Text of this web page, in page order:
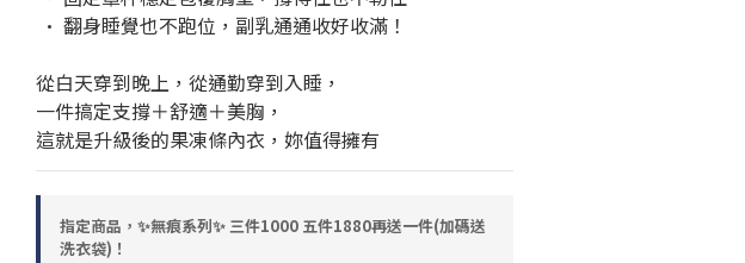
· 翻身睡覺也不跑位，副乳通通收好收滿！
從白天穿到晚上，從通勤穿到入睡，
一件搞定支撐＋舒適＋美胸，
這就是升級後的果凍條內衣，妳值得擁有
指定商品，✨無痕系列✨ 三件1000 五件1880再送一件(加碼送
洗衣袋)！